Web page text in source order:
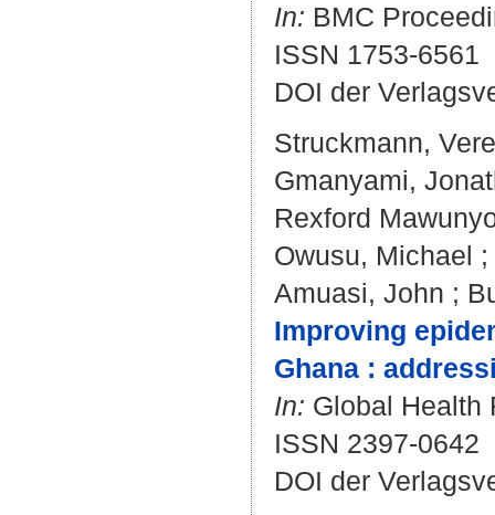
In: BMC
ISSN 1753-6561
DOI der
Struckmann,
Gmanyami,
Rexford
Owusu, Michael ;
Amuasi, John ;
Improving
Ghana :
In: Global Health
ISSN 2397-0642
DOI der